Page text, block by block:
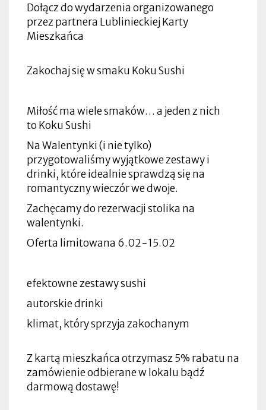
Dołącz do wydarzenia organizowanego
przez partnera Lublinieckiej Karty
Mieszkańca
Zakochaj się w smaku Koku Sushi
Miłość ma wiele smaków… a jeden z nich
to Koku Sushi
Na Walentynki (i nie tylko)
przygotowaliśmy wyjątkowe zestawy i
drinki, które idealnie sprawdzą się na
romantyczny wieczór we dwoje.
Zachęcamy do rezerwacji stolika na
walentynki.
Oferta limitowana 6.02-15.02
efektowne zestawy sushi
autorskie drinki
klimat, który sprzyja zakochanym
Z kartą mieszkańca otrzymasz 5% rabatu na
zamówienie odbierane w lokalu bądź
darmową dostawę!